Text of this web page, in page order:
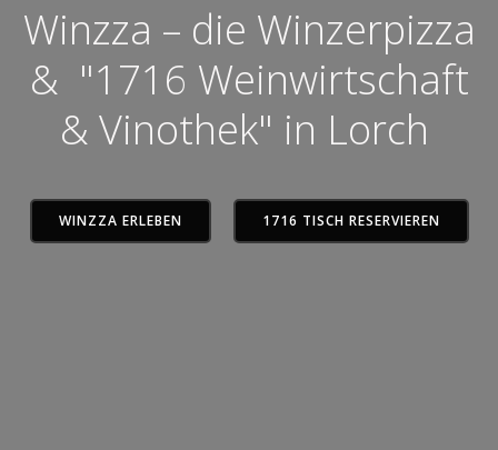
Winzza – die Winzerpizza
& "1716 Weinwirtschaft
& Vinothek" in Lorch
WINZZA ERLEBEN 1716 TISCH RESERVIEREN